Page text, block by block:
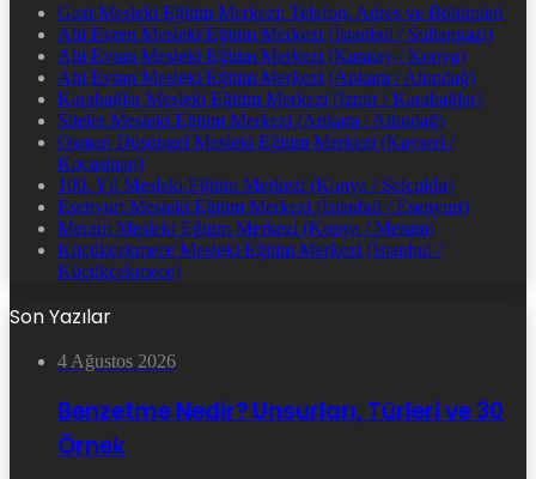
Gazi Mesleki Eğitim Merkezi: Telefon, Adres ve Bölümleri
Ahi Evren Mesleki Eğitim Merkezi (İstanbul / Sultangazi)
Ahi Evran Mesleki Eğitim Merkezi (Karatay / Konya)
Ahi Evran Mesleki Eğitim Merkezi (Ankara / Altındağ)
Karabağlar Mesleki Eğitim Merkezi (İzmir / Karabağlar)
Siteler Mesleki Eğitim Merkezi (Ankara / Altındağ)
Osman Düşüngel Mesleki Eğitim Merkezi (Kayseri /
Kocasinan)
100. Yıl Mesleki Eğitim Merkezi (Konya / Selçuklu)
Esenyurt Mesleki Eğitim Merkezi (İstanbul / Esenyurt)
Meram Mesleki Eğitim Merkezi (Konya / Meram)
Küçükçekmece Mesleki Eğitim Merkezi (İstanbul /
Küçükçekmece)
Son Yazılar
4 Ağustos 2026
Benzetme Nedir? Unsurları, Türleri ve 30
Örnek